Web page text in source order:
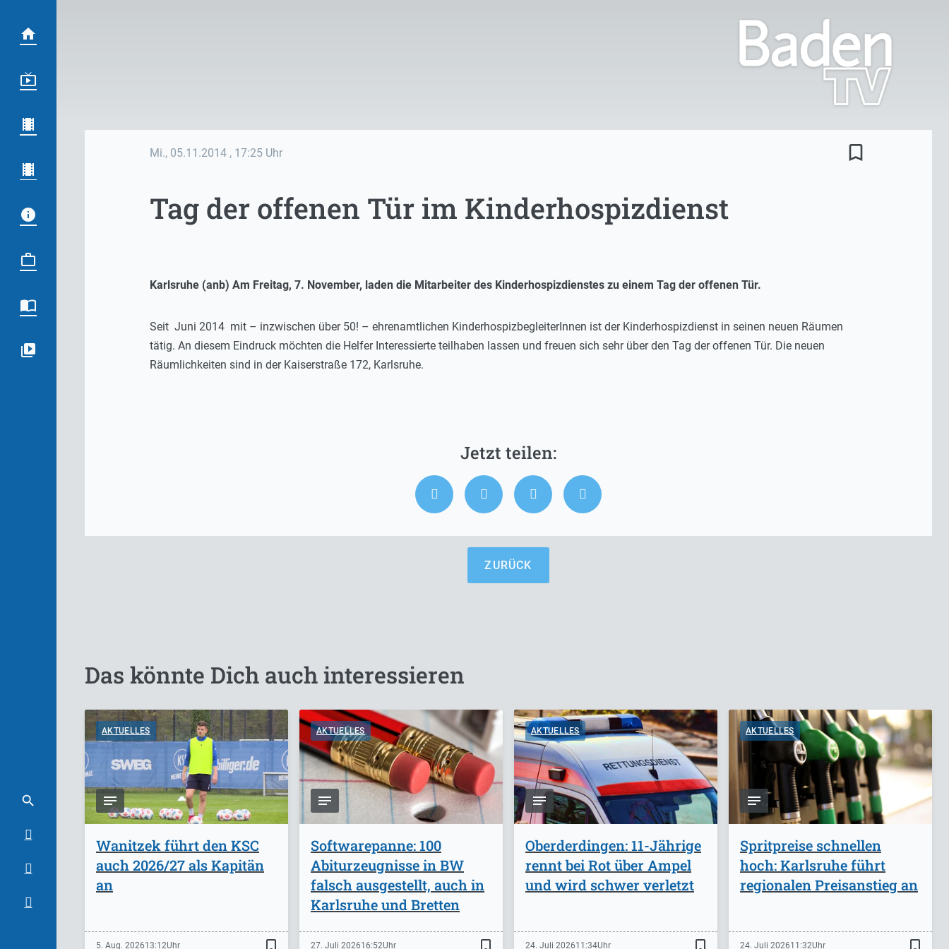
Mi., 05.11.2014 , 17:25 Uhr bookmark_border
Tag der offenen Tür im Kinderhospizdienst
Karlsruhe (anb) Am Freitag, 7. November, laden die Mitarbeiter des Kinderhospizdienstes zu einem Tag der offenen Tür.
Seit Juni 2014 mit – inzwischen über 50! – ehrenamtlichen KinderhospizbegleiterInnen ist der Kinderhospizdienst in seinen neuen Räumen
tätig. An diesem Eindruck möchten die Helfer Interessierte teilhaben lassen und freuen sich sehr über den Tag der offenen Tür. Die neuen
Räumlichkeiten sind in der Kaiserstraße 172, Karlsruhe.
ZURÜCK
Das könnte Dich auch interessieren
AKTUELLES
Wanitzek führt den KSC
auch 2026/27 als Kapitän
an
5. Aug. 202613:12 bookmark_border
AKTUELLES
Softwarepanne: 100
Abiturzeugnisse in BW
falsch ausgestellt, auch in
Karlsruhe und Bretten
27. Juli 202616:52 bookmark_border
AKTUELLES
Oberderdingen: 11-Jährige
rennt bei Rot über Ampel
und wird schwer verletzt
24. Juli 202611:34 bookmark_border
AKTUELLES
Spritpreise schnellen
hoch: Karlsruhe führt
regionalen Preisanstieg an
24. Juli 202611:32 bookmark_border